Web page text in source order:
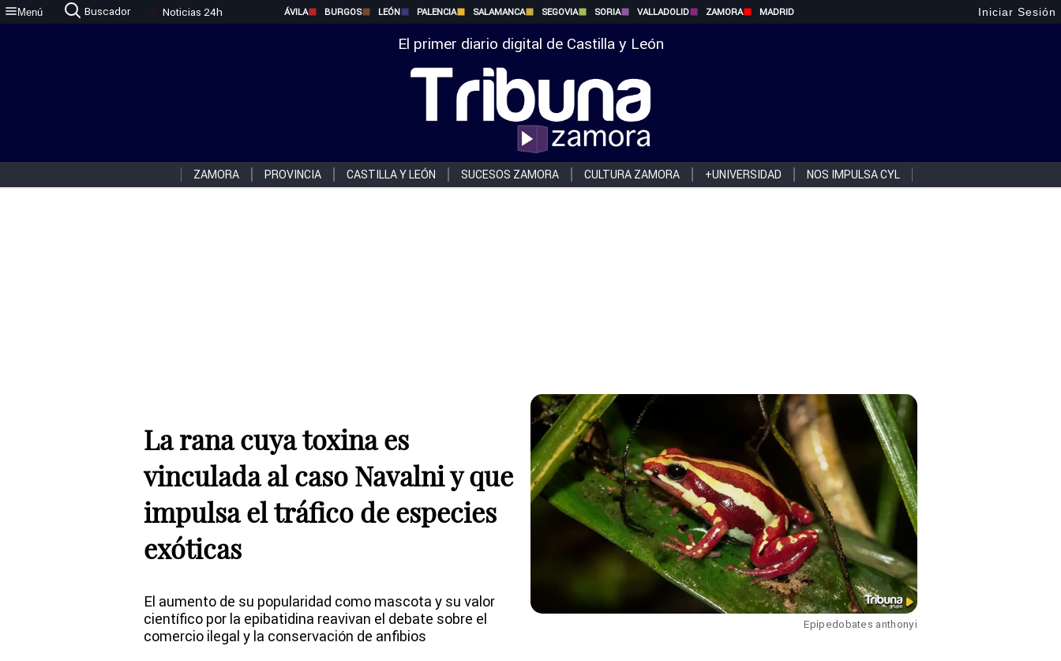
Menú Buscador Noticias 24h ÁVILA BURGOS LEÓN PALENCIA SALAMANCA SEGOVIA SORIA VALLADOLID ZAMORA MADRID Iniciar Sesión
El primer diario digital de Castilla y León
ZAMORA PROVINCIA CASTILLA Y LEÓN SUCESOS ZAMORA CULTURA ZAMORA +UNIVERSIDAD NOS IMPULSA CYL
La rana cuya toxina es
vinculada al caso Navalni y que
impulsa el tráfico de especies
exóticas
El aumento de su popularidad como mascota y su valor
científico por la epibatidina reavivan el debate sobre el
comercio ilegal y la conservación de anfibios
Epipedobates anthonyi